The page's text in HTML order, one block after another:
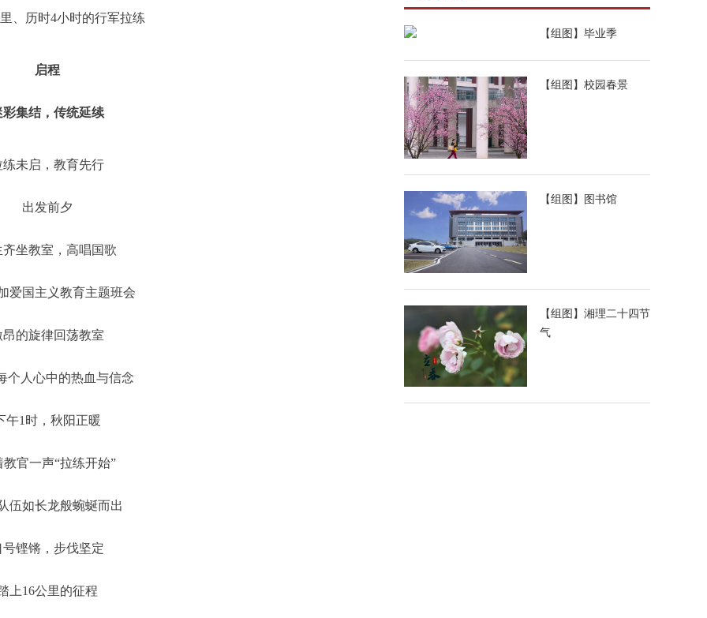
、历时4小时的行军拉练
启程
彩集结，传统延续
练未启，教育先行
出发前夕
齐坐教室，高唱国歌
爱国主义教育主题班会
昂的旋律回荡教室
个人心中的热血与信念
午1时，秋阳正暖
教官一声“拉练开始”
伍如长龙般蜿蜒而出
号铿锵，步伐坚定
上16公里的征程
【组图】毕业季
【组图】校园春景
【组图】图书馆
【组图】湘理二十四节
气